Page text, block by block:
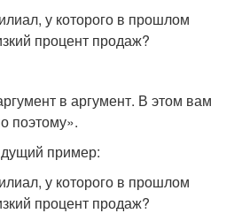
у которого в прошлом
процент продаж?
в аргумент. В этом вам
поэтому».
пример:
у которого в прошлом
процент продаж?